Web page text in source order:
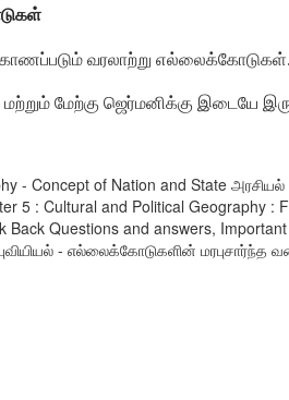
காணப்படும் வரலாற்று எல்லைக்கோடுகள்.
மற்றும் மேற்கு ஜெர்மனிக்கு இடையே
- Concept of Nation and State
5 : Cultural and Political Geography :
Questions and answers,
- எல்லைக்கோடுகளின் மரபுசார்ந்த